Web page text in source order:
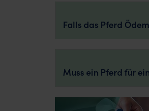
Falls das Pferd
Muss ein Pferd für